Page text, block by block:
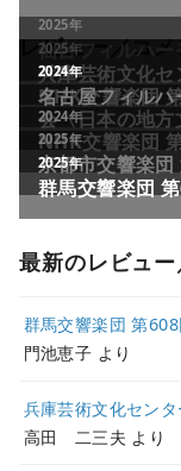
レビュー／コ
最新のレビュ
群馬交響楽団 第
門池恵子 より
兵庫芸術文化セン
高田 二三夫 より